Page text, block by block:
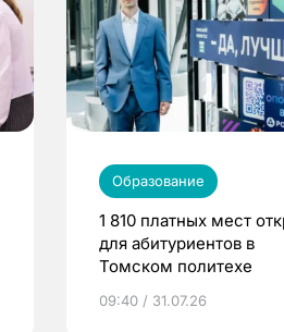
Образование
1 810 платных мест
для абитуриентов в
Томском политехе
09:40 / 31.07.26